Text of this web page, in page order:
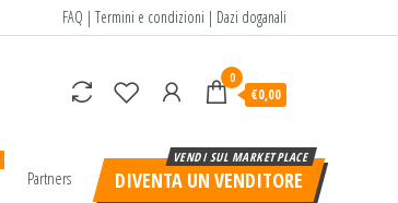
FAQ | Termini e condizioni | Dazi doganali
0
€0,00
Partners DIVENTA UN VENDITORE